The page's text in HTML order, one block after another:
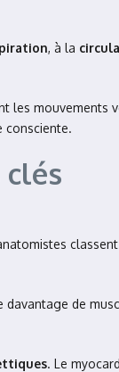
, à la
les mouvements
consciente.
de
. Le